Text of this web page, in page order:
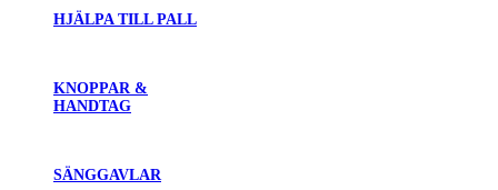
HJÄLPA TILL PALL
KNOPPAR &
HANDTAG
SÄNGGAVLAR